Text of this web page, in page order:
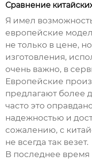
Сравнение
Я имел
европейские
не только в цене,
изготовления,
очень важно, в
Европейские
предлагают более
часто это
надежностью и
сожалению, с
не всегда так везет.
В последнее время